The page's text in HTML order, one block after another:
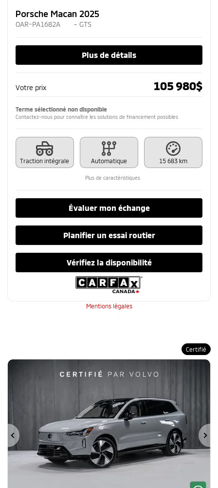
Porsche Macan 2025
OAR-PA1682A – GTS
Plus de détails
Votre prix 105 980$
Terme sélectionné non disponible
Contactez-nous pour connaître les solutions de financement possibles
Traction intégrale Automatique 15 683 km
Plus de caractéristiques
Évaluer mon échange
Planifier un essai routier
Vérifiez la disponibilité
Mentions légales
Certifié
Précédent